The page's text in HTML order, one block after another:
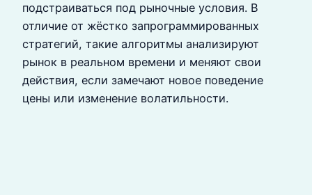
подстраиваться под рыночные условия. В
отличие от жёстко запрограммированных
стратегий, такие алгоритмы анализируют
рынок в реальном времени и меняют свои
действия, если замечают новое поведение
цены или изменение волатильности.